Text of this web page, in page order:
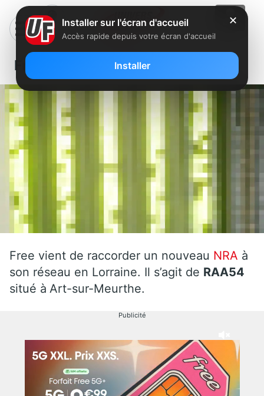
Free: Un nouveau NRA en Lorraine
Free vient de raccorder un nouveau NRA à
son réseau en Lorraine. Il s’agit de RAA54
situé à Art-sur-Meurthe.
Publicité
✕
Installer sur l'écran d'accueil
Accès rapide depuis votre écran d'accueil
Installer